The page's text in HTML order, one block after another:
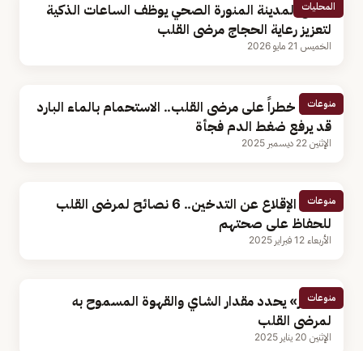
المحليات
تجمع المدينة المنورة الصحي يوظف الساعات الذكية
لتعزيز رعاية الحجاج مرضى القلب
الخميس 21 مايو 2026
منوعات
يشكل خطراً على مرضى القلب.. الاستحمام بالماء البارد
قد يرفع ضغط الدم فجأة
الإثنين 22 ديسمبر 2025
منوعات
أبرزها الإقلاع عن التدخين.. 6 نصائح لمرضى القلب
للحفاظ على صحتهم
الأربعاء 12 فبراير 2025
منوعات
«النمر» يحدد مقدار الشاي والقهوة المسموح به
لمرضى القلب
الإثنين 20 يناير 2025